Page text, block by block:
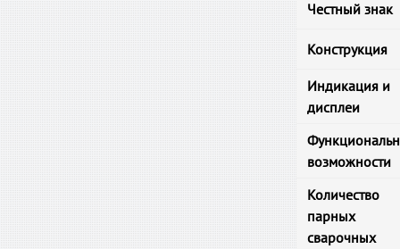
Честный знак
Конструкция
Индикация и
дисплеи
возможности
Количество
парных
сварочных